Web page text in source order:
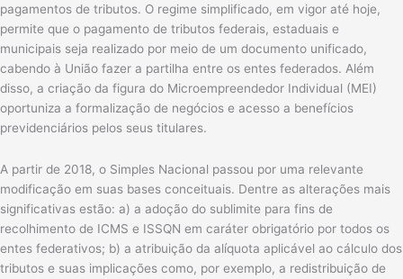
pagamentos de tributos. O regime simplificado, em vigor até hoje,
permite que o pagamento de tributos federais, estaduais e
municipais seja realizado por meio de um documento unificado,
cabendo à União fazer a partilha entre os entes federados. Além
disso, a criação da figura do Microempreendedor Individual (MEI)
oportuniza a formalização de negócios e acesso a benefícios
previdenciários pelos seus titulares.
A partir de 2018, o Simples Nacional passou por uma relevante
modificação em suas bases conceituais. Dentre as alterações mais
significativas estão: a) a adoção do sublimite para fins de
recolhimento de ICMS e ISSQN em caráter obrigatório por todos os
entes federativos; b) a atribuição da alíquota aplicável ao cálculo dos
tributos e suas implicações como, por exemplo, a redistribuição de